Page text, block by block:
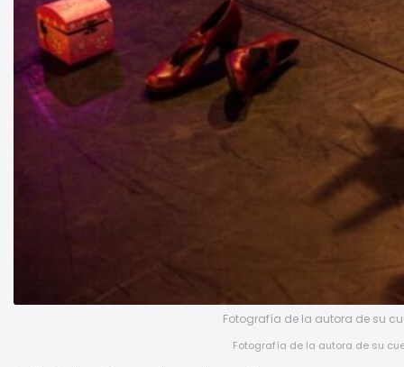
Fotografía de la autora de su
Fotografía de la autora de su